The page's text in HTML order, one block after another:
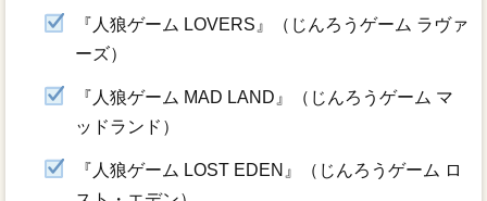
『人狼ゲーム LOVERS』（じんろうゲーム ラヴァ
ーズ）
『人狼ゲーム MAD LAND』（じんろうゲーム マ
ッドランド）
『人狼ゲーム LOST EDEN』（じんろうゲーム ロ